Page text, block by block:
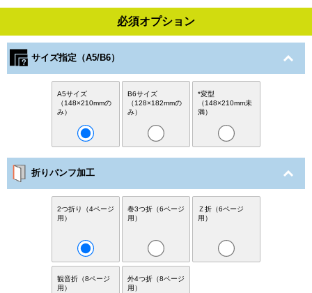
必須オプション
サイズ指定（A5/B6）
A5サイズ
（148×210mmの
み）
B6サイズ
（128×182mmの
み）
*変型
（148×210mm未
満）
折りパンフ加工
2つ折り（4ページ
用）
巻3つ折（6ページ
用）
Ｚ折（6ページ
用）
観音折（8ページ
用）
外4つ折（8ページ
用）